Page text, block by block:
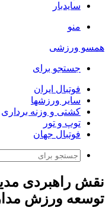
سایدبار
منو
همسو ورزشی
جستجو برای
فوتبال ایران
سایر ورزشها
کشتی و وزنه برداری
توپ و تور
فوتبال جهان
نقش راهبردی
توسعه ورزش